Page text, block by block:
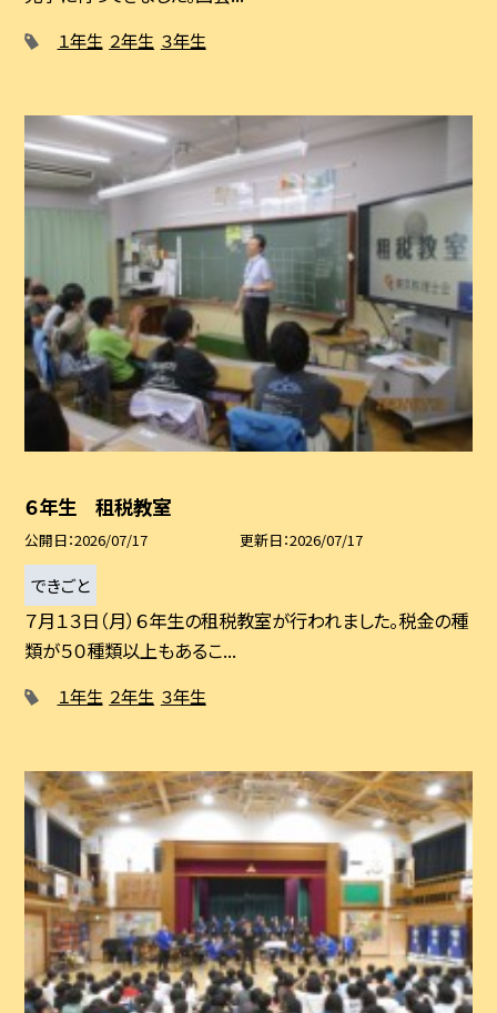
１年生 ２年生 ３年生
６年生 租税教室
公開日 2026/07/17 更新日 2026/07/17
できごと
７月１３日（月）６年生の租税教室が行われました。税金の種
類が５０種類以上もあるこ...
１年生 ２年生 ３年生